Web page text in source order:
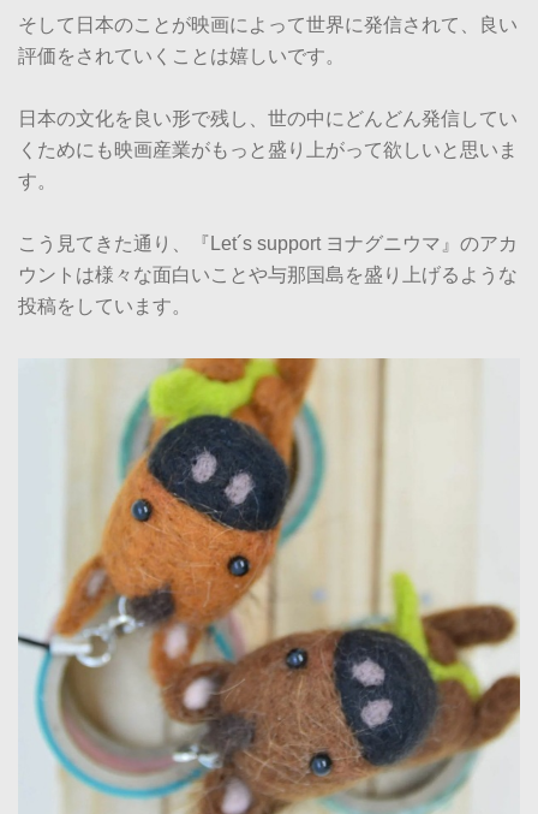
そして日本のことが映画によって世界に発信されて、良い
評価をされていくことは嬉しいです。
日本の文化を良い形で残し、世の中にどんどん発信してい
くためにも映画産業がもっと盛り上がって欲しいと思いま
す。
こう見てきた通り、『Let´s support ヨナグニウマ』のアカ
ウントは様々な面白いことや与那国島を盛り上げるような
投稿をしています。